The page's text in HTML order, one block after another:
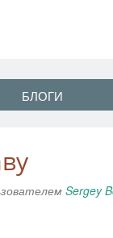
БЛОГИ
Sergey